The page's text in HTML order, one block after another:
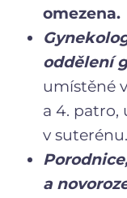
omezena.
oddělení
umístěné
a 4. patro,
v suterénu.
a